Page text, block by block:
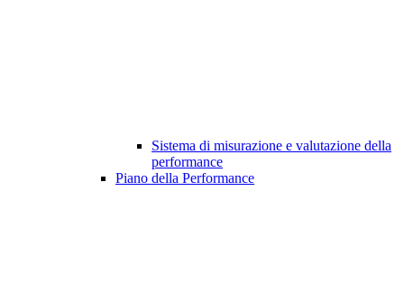
Sistema di misurazione e valutazione della
performance
Piano della Performance